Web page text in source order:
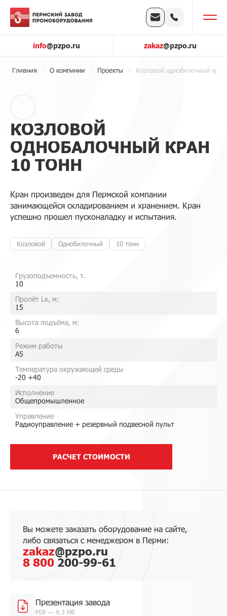
info@pzpo.ru zakaz@pzpo.ru
Главная О компании Проекты Козловой однобалочный
КОЗЛОВОЙ
ОДНОБАЛОЧНЫЙ КРАН
10 ТОНН
Кран произведен для Пермской компании
занимающейся складированием и хранением. Кран
успешно прошел пусконаладку и испытания.
Козловой Однобалочный 10 тонн
Грузоподъемность, т.
10
Пролёт Lк, м:
15
Высота подъёма, м:
6
Режим работы
A5
Температура окружающей среды
-20 +40
Исполнение
Общепромышленное
Управление
Радиоуправление + резервный подвесной пульт
РАСЧЕТ СТОИМОСТИ
Вы можете заказать оборудование на сайте,
либо связаться с менеджером в Перми:
zakaz@pzpo.ru
8 800 200-99-61
Презентация завода
PDF — 9,3 Мб